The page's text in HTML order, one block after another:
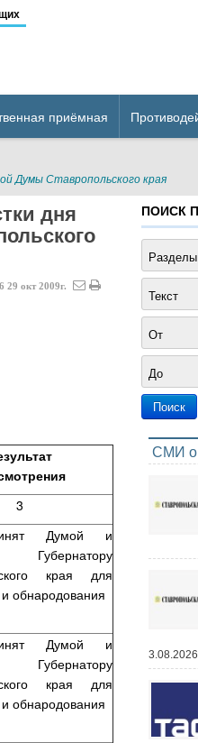
приёмная
Думы Ставропольского края
дня
29 окт 2009г.
3
Думой и
Губернатору
края для
обнародования
Думой и
Губернатору
края для
обнародования
ПОИСК
Разделы
Текст
От
До
СМИ
3.08.2026